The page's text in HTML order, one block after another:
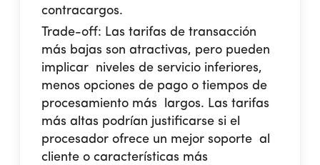
contracargos.
Trade-off: Las tarifas de transacción
más bajas son atractivas, pero pueden
implicar niveles de servicio inferiores,
menos opciones de pago o tiempos de
procesamiento más largos. Las tarifas
más altas podrían justificarse si el
procesador ofrece un mejor soporte al
cliente o características más